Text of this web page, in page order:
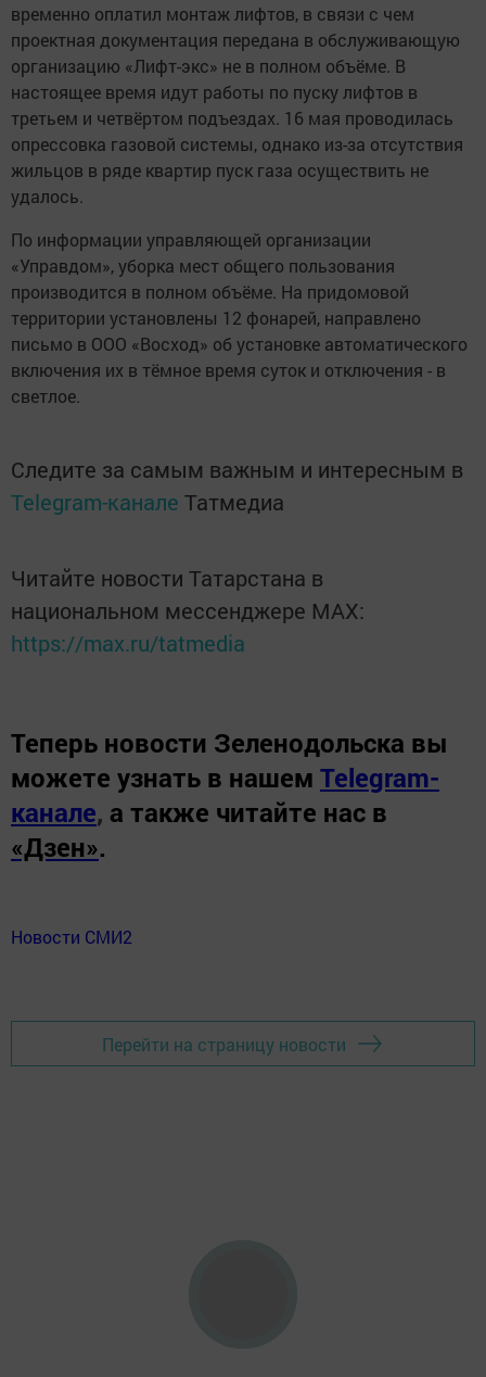
временно оплатил монтаж лифтов, в связи с чем
проектная документация передана в обслуживающую
организацию «Лифт-экс» не в полном объёме. В
настоящее время идут работы по пуску лифтов в
третьем и четвёртом подъездах. 16 мая проводилась
опрессовка газовой системы, однако из-за отсутствия
жильцов в ряде квартир пуск газа осуществить не
удалось.
По информации управляющей организации
«Управдом», уборка мест общего пользования
производится в полном объёме. На придомовой
территории установлены 12 фонарей, направлено
письмо в ООО «Восход» об установке автоматического
включения их в тёмное время суток и отключения - в
светлое.
Следите за самым важным и интересным в
Telegram-канале Татмедиа
Читайте новости Татарстана в
национальном мессенджере MАХ:
https://max.ru/tatmedia
Теперь новости Зеленодольска вы
можете узнать в нашем Telegram-
канале, а также читайте нас в
«Дзен».
Новости СМИ2
Перейти на страницу новости